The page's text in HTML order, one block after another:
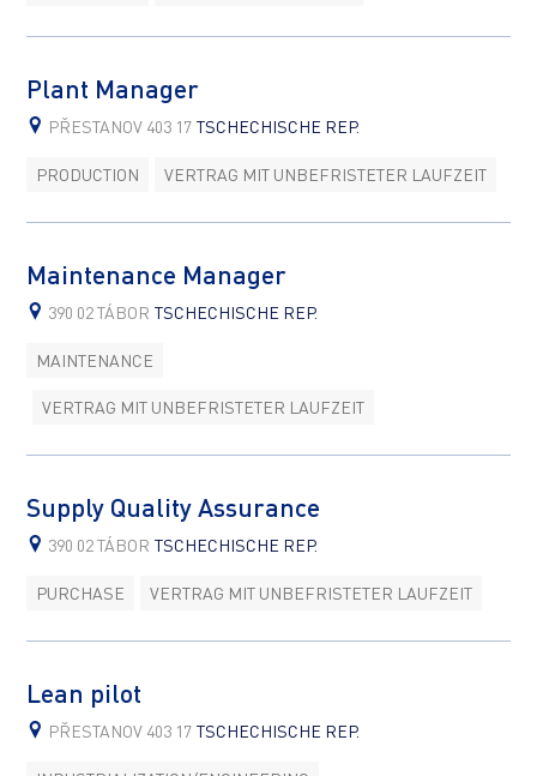
Plant Manager
PŘESTANOV 403 17 TSCHECHISCHE REP.
PRODUCTION VERTRAG MIT UNBEFRISTETER LAUFZEIT
Maintenance Manager
390 02 TÁBOR TSCHECHISCHE REP.
MAINTENANCE
VERTRAG MIT UNBEFRISTETER LAUFZEIT
Supply Quality Assurance
390 02 TÁBOR TSCHECHISCHE REP.
PURCHASE VERTRAG MIT UNBEFRISTETER LAUFZEIT
Lean pilot
PŘESTANOV 403 17 TSCHECHISCHE REP.